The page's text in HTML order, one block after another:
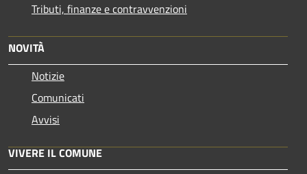
Tributi, finanze e contravvenzioni
NOVITÀ
Notizie
Comunicati
Avvisi
VIVERE IL COMUNE